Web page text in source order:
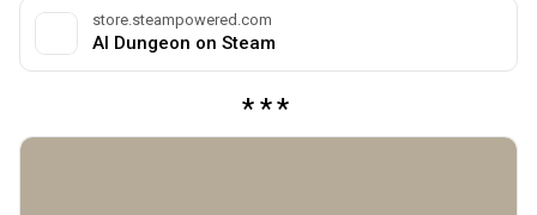
store.steampowered.com
AI Dungeon on Steam